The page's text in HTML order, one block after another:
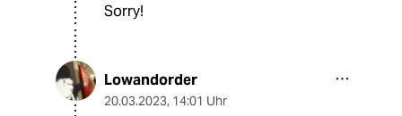
Sorry!
Lowandorder
20.03.2023, 14:01 Uhr